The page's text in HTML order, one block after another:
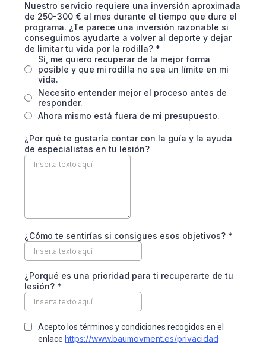
Nuestro servicio requiere una inversión aproximada
de 250-300 € al mes durante el tiempo que dure el
programa. ¿Te parece una inversión razonable si
conseguimos ayudarte a volver al deporte y dejar
de limitar tu vida por la rodilla? *
Sí, me quiero recuperar de la mejor forma
posible y que mi rodilla no sea un límite en mi
vida.
Necesito entender mejor el proceso antes de
responder.
Ahora mismo está fuera de mi presupuesto.
¿Por qué te gustaría contar con la guía y la ayuda
de especialistas en tu lesión?
¿Cómo te sentirías si consigues esos objetivos? *
¿Porqué es una prioridad para ti recuperarte de tu
lesión? *
Acepto los términos y condiciones recogidos en el
enlace https://www.baumovment.es/privacidad